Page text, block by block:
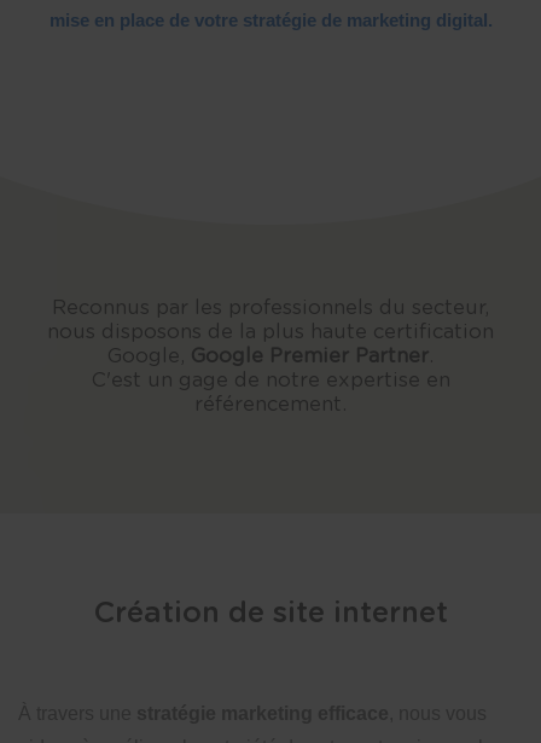
mise en place de votre stratégie de marketing digital.
Reconnus par les professionnels du secteur,
nous disposons de la plus haute certification
Google, Google Premier Partner
C'est un gage de notre expertise en
référencement.
Création de site internet